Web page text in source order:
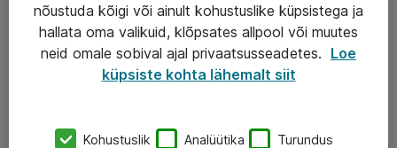
AS ATEA
+372 659 3591
Järvevana tee 7b, 10112 Tallinn
nõustuda kõigi või ainult kohustuslike küpsistega ja
hallata oma valikuid, klõpsates allpool või muutes
neid omale sobival ajal privaatsusseadetes. Loe
küpsiste kohta lähemalt siit
Kohustuslik Analüütika Turundus